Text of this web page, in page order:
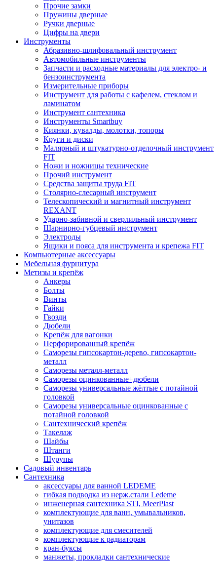
Прочие замки
Пружины дверные
Ручки дверные
Цифры на двери
Инструменты
Абразивно-шлифовальный инструмент
Автомобильные инструменты
Запчасти и расходные материалы для электро- и
бензоинструмента
Измерительные приборы
Инструмент для работы с кафелем, стеклом и
ламинатом
Инструмент сантехника
Инструменты Smartbuy
Киянки, кувалды, молотки, топоры
Круги и диски
Малярный и штукатурно-отделочный инструмент
FIT
Ножи и ножницы технические
Прочий инструмент
Средства защиты труда FIT
Столярно-слесарный инструмент
Телескопический и магнитный инструмент
REXANT
Ударно-забивной и сверлильный инструмент
Шарнирно-губцевый инструмент
Электроды
Ящики и пояса для инструмента и крепежа FIT
Компьютерные аксессуары
Мебельная фурнитура
Метизы и крепёж
Анкеры
Болты
Винты
Гайки
Гвозди
Дюбели
Крепёж для вагонки
Перфорированный крепёж
Саморезы гипсокартон-дерево, гипсокартон-
металл
Саморезы металл-металл
Саморезы оцинкованные+дюбели
Саморезы универсальные жёлтые с потайной
головкой
Саморезы универсальные оцинкованные с
потайной головкой
Сантехнический крепёж
Такелаж
Шайбы
Штанги
Шурупы
Садовый инвентарь
Сантехника
аксессуары для ванной LEDEME
гибкая подводка из нерж.стали Ledeme
инженерная сантехника STI, MeerPlast
комплектующие для ванн, умывальников,
унитазов
комплектующие для смесителей
комплектующие к радиаторам
кран-буксы
манжеты, прокладки сантехнические